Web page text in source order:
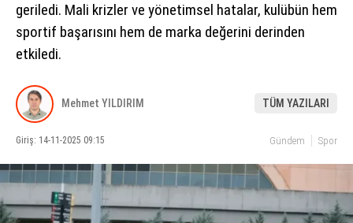
WhatsApp İhbar Hattı
YAŞAM
EĞITIM
SAĞLIK
KÜLTÜR SANAT
geriledi. Mali krizler ve yönetimsel hatalar, kulübün hem
sportif başarısını hem de marka değerini derinden
etkiledi.
Mehmet YILDIRIM TÜM YAZILARI
Giriş: 14-11-2025 09:15 Gündem Spor